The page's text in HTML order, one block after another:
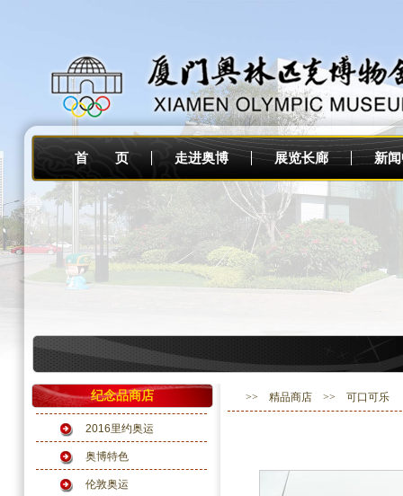
首 页 走进奥博 展览长廊 新
纪念品商店
2016里约奥运
奥博特色
伦敦奥运
>> 精品商店 >> 可口可乐